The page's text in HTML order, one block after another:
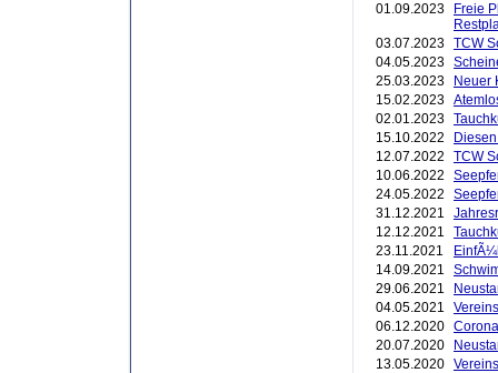
01.09.2023
Freie
03.07.2023 TCW
04.05.2023
25.03.2023
Neuer
15.02.2023
02.01.2023
15.10.2022
12.07.2022
TCW
10.06.2022
24.05.2022
31.12.2021
12.12.2021
23.11.2021
14.09.2021
29.06.2021
04.05.2021
06.12.2020
20.07.2020
13.05.2020